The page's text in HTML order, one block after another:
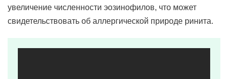
увеличение численности эозинофилов, что может
свидетельствовать об аллергической природе ринита.